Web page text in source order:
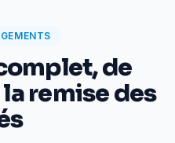
de
remise des